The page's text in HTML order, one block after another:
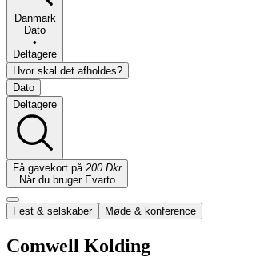
Danmark
Dato
•
Deltagere
Hvor skal det afholdes?
Dato
Deltagere
Få gavekort på 200 Dkr
Når du bruger Evarto
Fest & selskaber Møde & konference
Comwell Kolding